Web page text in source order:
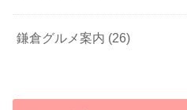
鎌倉グルメ案内 (26)